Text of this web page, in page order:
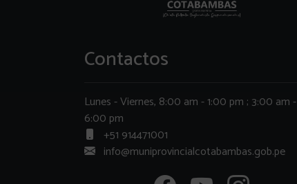
Contactos
Lunes - Viernes, 8:00 am - 1:00 pm ; 3:00 am -
6:00 pm
+51 914471001
info@muniprovincialcotabambas.gob.pe